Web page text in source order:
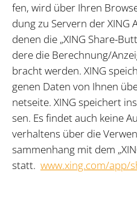
fen, wird über Ih­ren
dung zu Ser­vern der XING
de­nen die „XING Sha­re-
de­re die Be­rech­nung/​
bracht wer­den. XING
ge­nen Da­ten von Ih­nen
net­sei­te. XING spei­chert
sen. Es fin­det auch kei­ne
ver­hal­tens über die
sam­men­hang mit dem
statt. www.xing.com/app/